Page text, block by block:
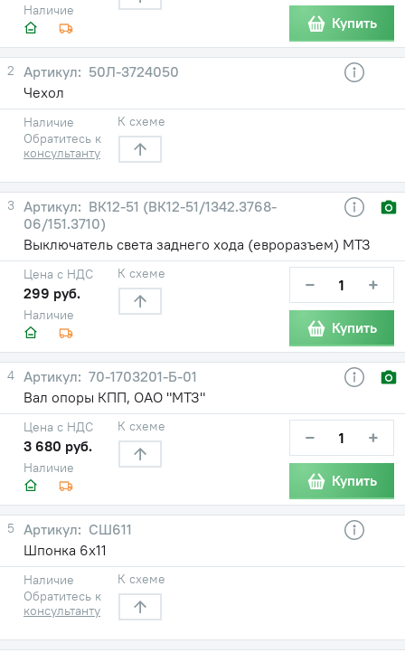
Наличие
Купить
2
50Л-3724050
Чехол
Наличие
Обратитесь к
консультанту
К схеме
3
ВК12-51 (ВК12-51/1342.3768-
06/151.3710)
Выключатель света заднего хода (евроразъем) МТЗ
Наличие
Цена с НДС
299 руб.
К схеме − +
Купить
4
70-1703201-Б-01
Вал опоры КПП, ОАО "МТЗ"
Наличие
Цена с НДС
3 680 руб.
К схеме − +
Купить
5
СШ611
Шпонка 6х11
Наличие
Обратитесь к
консультанту
К схеме